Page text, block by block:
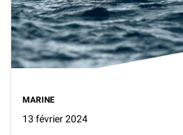
MARINE
13 février 2024